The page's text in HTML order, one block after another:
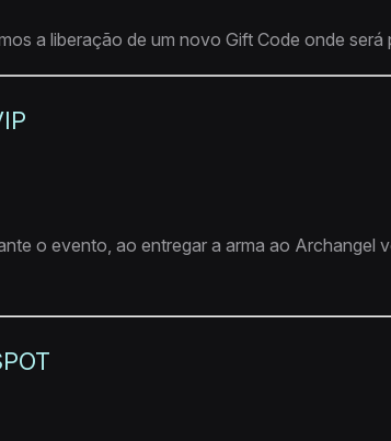
a liberação de um novo Gift Code onde
o evento, ao entregar a arma ao Archangel